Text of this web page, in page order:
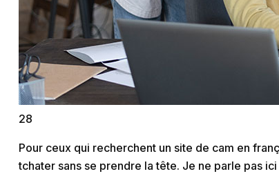
28
Pour ceux qui recherchent un site de cam en
tchater sans se prendre la tête. Je ne parle pas